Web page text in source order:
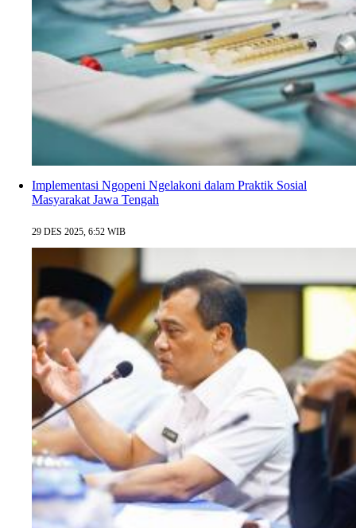
Implementasi Ngopeni Ngelakoni dalam Praktik Sosial
Masyarakat Jawa Tengah
29 DES 2025, 6:52 WIB